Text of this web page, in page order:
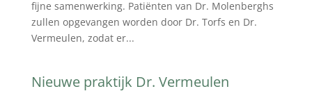
fijne samenwerking. Patiënten van Dr. Molenberghs
zullen opgevangen worden door Dr. Torfs en Dr.
Vermeulen, zodat er...
Nieuwe praktijk Dr. Vermeulen